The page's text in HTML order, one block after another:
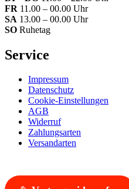
FR 11.00 – 00.00 Uhr
SA 13.00 – 00.00 Uhr
SO Ruhetag
Service
Impressum
Datenschutz
Cookie-Einstellungen
AGB
Widerruf
Zahlungsarten
Versandarten